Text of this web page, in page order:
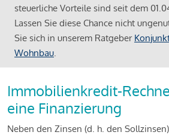
steuerliche Vorteile sind seit dem
Lassen Sie diese Chance nicht
Sie sich in unserem Ratgeber
Wohnbau.
Immobilienkredit-
eine Finanzierung
Neben den Zinsen (d. h. den